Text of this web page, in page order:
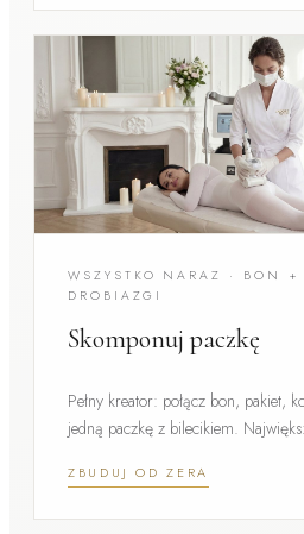
WSZYSTKO NARAZ · BON +
DROBIAZGI
Skomponuj paczkę
Pełny kreator: połącz bon, pakiet,
jedną paczkę z bilecikiem.
ZBUDUJ OD ZERA